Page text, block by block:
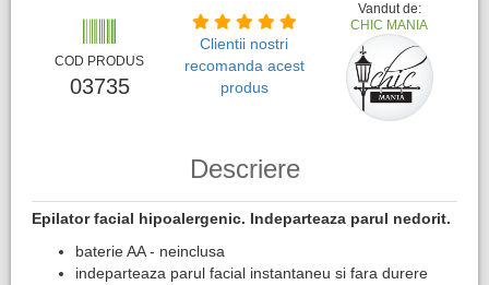
COD PRODUS
03735
Clientii nostri
recomanda acest
produs
Vandut de:
CHIC MANIA
Descriere
Epilator facial hipoalergenic. Indeparteaza parul nedorit.
baterie AA - neinclusa
indeparteaza parul facial instantaneu si fara durere